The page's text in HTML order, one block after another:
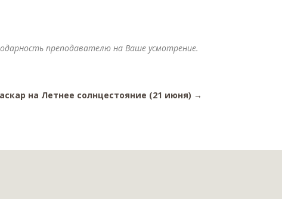
преподавателю на Ваше усмотрение.
на Летнее солнцестояние (21 июня) →